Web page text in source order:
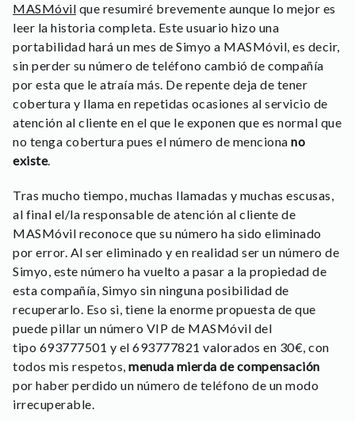
MASMóvil que resumiré brevemente aunque lo mejor es
leer la historia completa. Este usuario hizo una
portabilidad hará un mes de Simyo a MASMóvil, es decir,
sin perder su número de teléfono cambió de compañía
por esta que le atraía más. De repente deja de tener
cobertura y llama en repetidas ocasiones al servicio de
atención al cliente en el que le exponen que es normal que
no tenga cobertura pues el número de menciona no
existe.
Tras mucho tiempo, muchas llamadas y muchas escusas,
al final el/la responsable de atención al cliente de
MASMóvil reconoce que su número ha sido eliminado
por error. Al ser eliminado y en realidad ser un número de
Simyo, este número ha vuelto a pasar a la propiedad de
esta compañía, Simyo sin ninguna posibilidad de
recuperarlo. Eso si, tiene la enorme propuesta de que
puede pillar un número VIP de MASMóvil del
tipo 693777501 y el 693777821 valorados en 30€, con
todos mis respetos, menuda mierda de compensación
por haber perdido un número de teléfono de un modo
irrecuperable.